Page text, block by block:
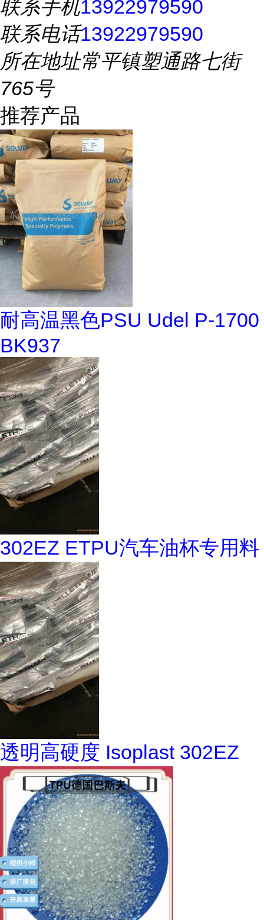
联系手机13922979590
联系电话13922979590
所在地址常平镇塑通路七街
765号
推荐产品
耐高温黑色PSU Udel P-1700
BK937
302EZ ETPU汽车油杯专用料
透明高硬度 Isoplast 302EZ